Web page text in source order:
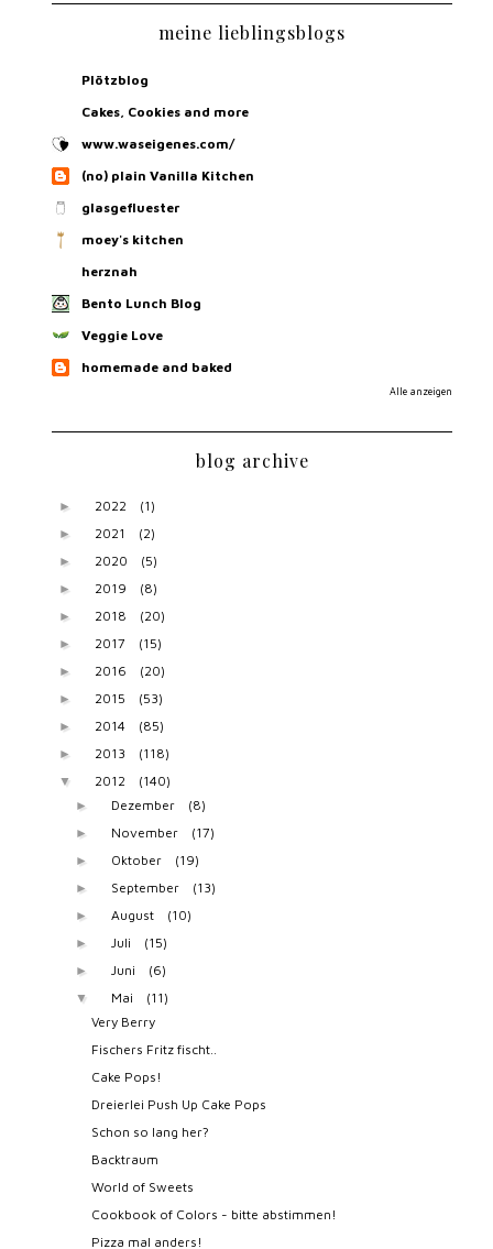
meine lieblingsblogs
Plötzblog
Cakes, Cookies and more
www.waseigenes.com/
(no) plain Vanilla Kitchen
glasgefluester
moey's kitchen
herznah
Bento Lunch Blog
Veggie Love
homemade and baked
Alle anzeigen
blog archive
► 2022 (1)
► 2021 (2)
► 2020 (5)
► 2019 (8)
► 2018 (20)
► 2017 (15)
► 2016 (20)
► 2015 (53)
► 2014 (85)
► 2013 (118)
▼ 2012 (140)
► Dezember (8)
► November (17)
► Oktober (19)
► September (13)
► August (10)
► Juli (15)
► Juni (6)
▼ Mai
(11)
Very Berry
Fischers Fritz fischt..
Cake Pops!
Dreierlei Push Up Cake Pops
Schon so lang her?
Backtraum
World of Sweets
Cookbook of Colors - bitte abstimmen!
Pizza mal anders!